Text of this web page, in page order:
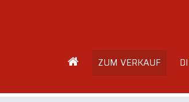
ZUM VERKAUF